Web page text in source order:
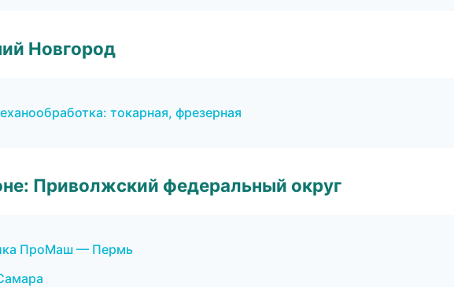
Новгород
токарная, фрезерная
Приволжский федеральный округ
ПроМаш — Пермь